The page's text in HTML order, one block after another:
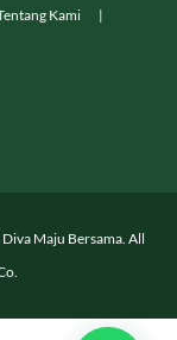
Kami
Maju Bersama. All